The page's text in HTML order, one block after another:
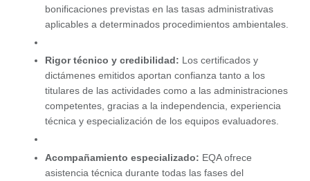
bonificaciones previstas en las tasas administrativas
aplicables a determinados procedimientos ambientales.
Rigor técnico y credibilidad: Los certificados y
dictámenes emitidos aportan confianza tanto a los
titulares de las actividades como a las administraciones
competentes, gracias a la independencia, experiencia
técnica y especialización de los equipos evaluadores.
Acompañamiento especializado: EQA ofrece
asistencia técnica durante todas las fases del